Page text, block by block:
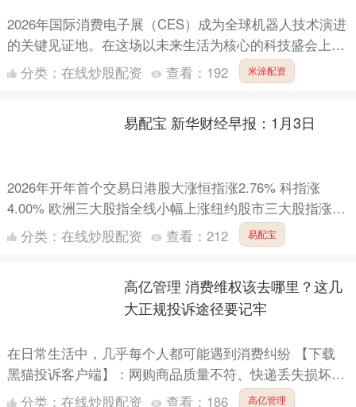
2026年国际消费电子展（CES）成为全球机器人技术演进
的关键见证地。在这场以未来生活为核心的科技盛会上，
卧安机器人（OneRobotics，6600.HK）完....
分类： 在线炒股配资 查看： 192 米涂配资
易配宝 新华财经早报：1月3日
2026年开年首个交易日港股大涨恒指涨2.76% 科指涨
4.00% 欧洲三大股指全线小幅上涨纽约股市三大股指涨跌
不一中概股普遍上涨易配宝 特斯拉2025年全球交....
分类： 在线炒股配资 查看： 212 易配宝
高亿管理 消费维权该去哪里？这几
大正规投诉途径要记牢
在日常生活中，几乎每个人都可能遇到消费纠纷 【下载
黑猫投诉客户端】：网购商品质量不符、快递丢失损坏、
会员卡商家跑路、通信套餐被擅自开通……面对这些问
分类： 在线炒股配资 查看： 186 高亿管理